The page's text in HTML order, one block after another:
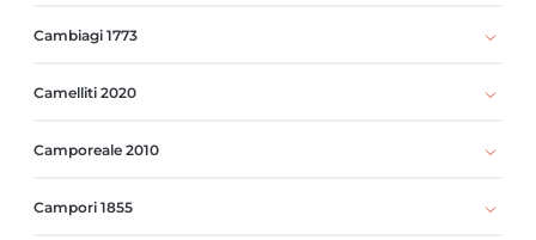
Cambiagi 1773
Camelliti 2020
Camporeale 2010
Campori 1855